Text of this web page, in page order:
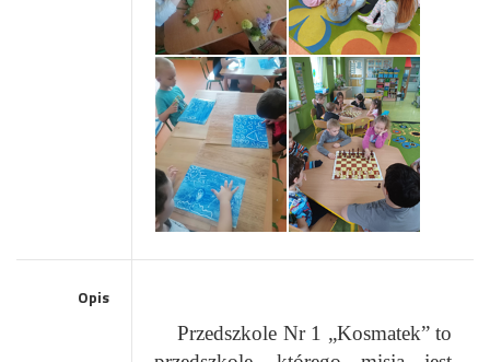
Opis
Przedszkole Nr 1 „Kosmatek” to